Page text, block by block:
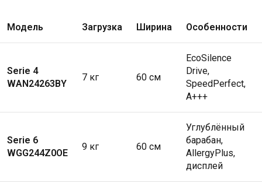
Модель Загрузка Ширина Особенности
Serie 4
WAN24263BY
7 кг 60 см
EcoSilence
Drive,
SpeedPerfect,
A+++
Serie 6
WGG244Z0OE
9 кг 60 см
Углублённый
барабан,
AllergyPlus,
дисплей